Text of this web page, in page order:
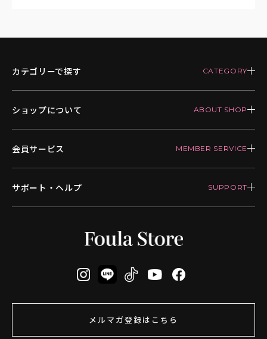
カテゴリーで探す
ショップについて
会員サービス
サポート・ヘルプ
メルマガ登録はこちら